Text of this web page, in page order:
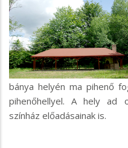
bánya helyén ma pihenő
pihenőhellyel. A hely ad
színház előadásainak is.